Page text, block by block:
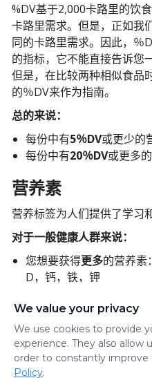
%DV基于2,000卡路里的饮
卡路里需求。但是，正如我
同的卡路里需求。因此，％
的指标，它不能直接告诉您
但是，在比较两种相似食品
的％DV来作为指南。
总的来说：
每份中有5％DV或更少的
每份中有20％DV或更多
营养素
营养标签为人们提供了学习
对于一般健康人群来说：
您想要获得更多的营养素
D，钙，铁，钾
摄入的营养
肪，胆固醇，钠，糖，添
您可以通过Unified Care手
根据您的健康状况来了解您
有关营养标签的更多信息：单
We value your privacy
We use cookies to provide
experience. They also allow
order to constantly
Policy.